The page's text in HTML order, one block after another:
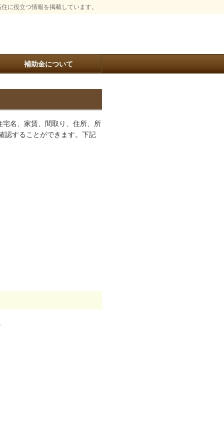
に役立つ情報を掲載しています。
補助金について
名、家賃、間取り、住所、所
認することができます。下記